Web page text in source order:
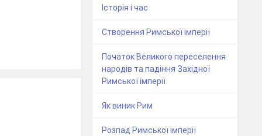
Історія і час
Створення Римської імперії
Початок Великого переселення
народів та падіння Західної
Римської імперії
Як виник Рим
Розпад Римської імперії